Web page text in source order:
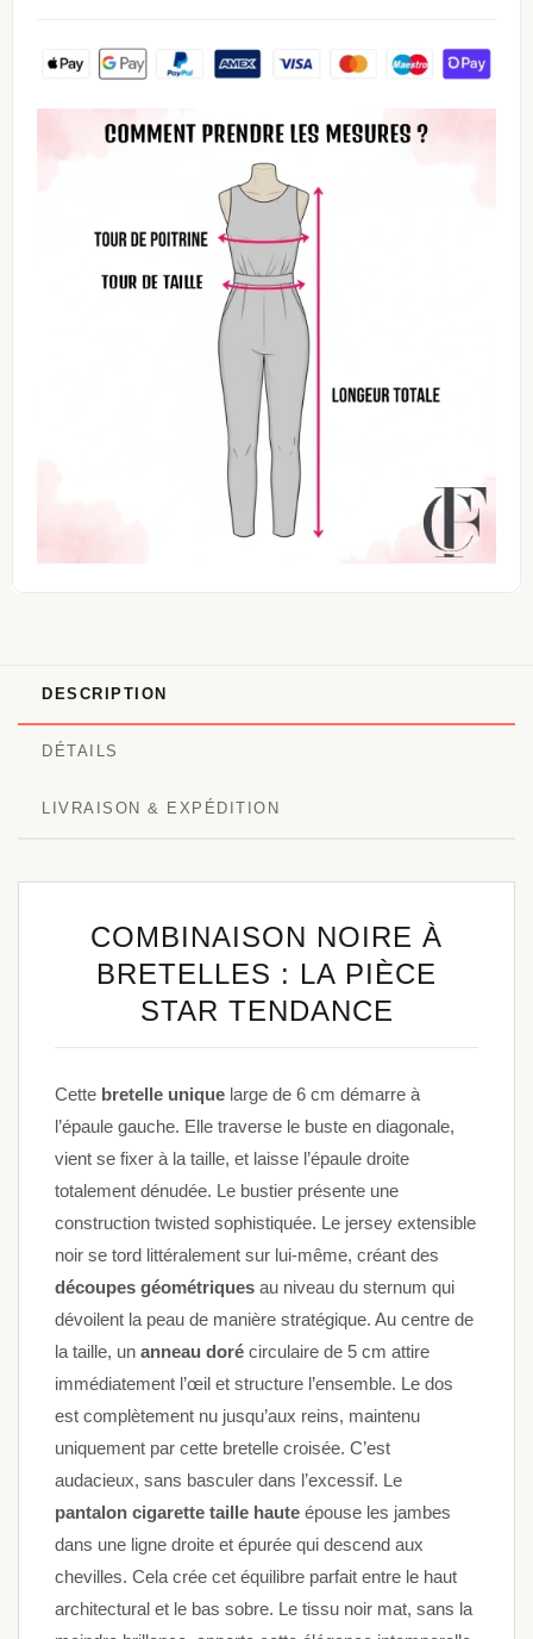
DESCRIPTION
DÉTAILS
LIVRAISON & EXPÉDITION
COMBINAISON NOIRE À
BRETELLES : LA PIÈCE
STAR TENDANCE
Cette bretelle unique large de 6 cm démarre à
l’épaule gauche. Elle traverse le buste en diagonale,
vient se fixer à la taille, et laisse l’épaule droite
totalement dénudée. Le bustier présente une
construction twisted sophistiquée. Le jersey extensible
noir se tord littéralement sur lui-même, créant des
découpes géométriques au niveau du sternum qui
dévoilent la peau de manière stratégique. Au centre de
la taille, un anneau doré circulaire de 5 cm attire
immédiatement l’œil et structure l’ensemble. Le dos
est complètement nu jusqu’aux reins, maintenu
uniquement par cette bretelle croisée. C’est
audacieux, sans basculer dans l’excessif. Le
pantalon cigarette taille haute épouse les jambes
dans une ligne droite et épurée qui descend aux
chevilles. Cela crée cet équilibre parfait entre le haut
architectural et le bas sobre. Le tissu noir mat, sans la